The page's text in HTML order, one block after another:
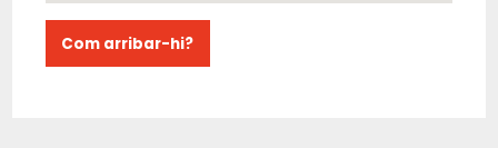
Com arribar-hi?